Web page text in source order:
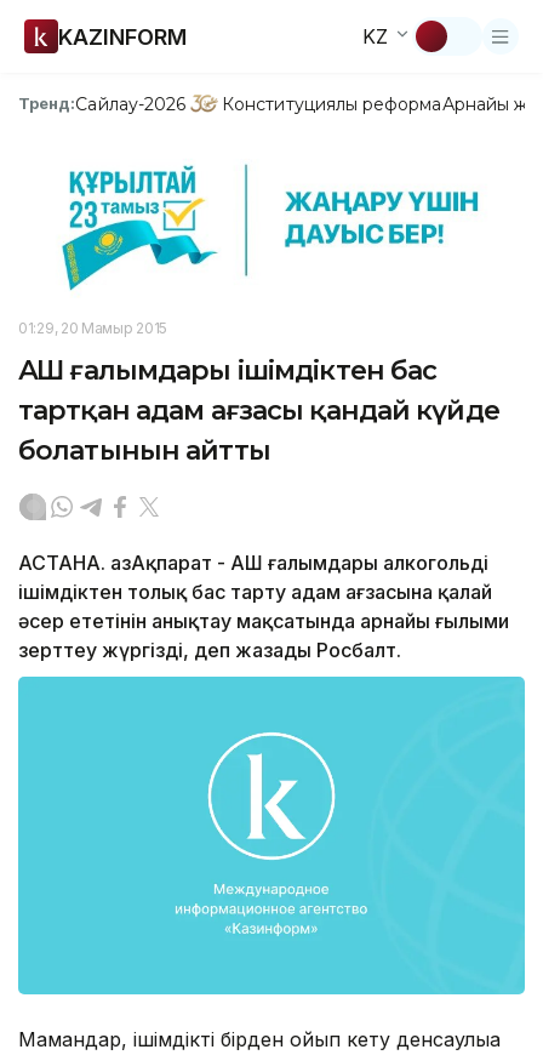
KAZINFORM KZ
Тренд:Сайлау-2026 Конституциялық реформаАрнайы
01:29, 20 Мамыр 2015
АҚШ ғалымдары ішімдіктен бас
тартқан адам ағзасы қандай күйде
болатынын айтты
АСТАНА. ҚазАқпарат - АҚШ ғалымдары алкогольді
ішімдіктен толық бас тарту адам ағзасына қалай
әсер ететінін анықтау мақсатында арнайы ғылыми
зерттеу жүргізді, деп жазады Росбалт.
Мамандар, ішімдікті бірден қойып кету денсаулыққа